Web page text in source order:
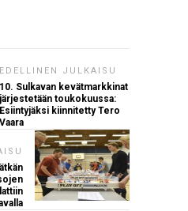
EDELLINEN JULKAISU
10. Sulkavan kevätmarkkinat
järjestetään toukokuussa:
Esiintyjäksi kiinnitetty Tero
Vaara